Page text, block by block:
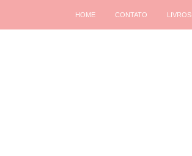
HOME CONTATO LIVROS